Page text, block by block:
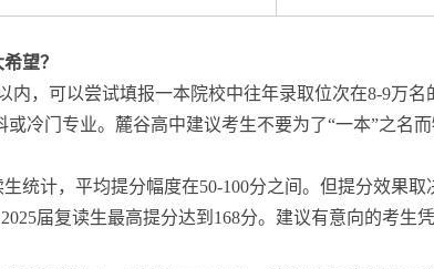
望？
内，可以尝试填报一本院校中往年录取位次在8-9万
冷门专业。麓谷高中建议考生不要为了“一本”之名
统计，平均提分幅度在50-100分之间。但提分效果
届复读生最高提分达到168分。建议有意向的考生